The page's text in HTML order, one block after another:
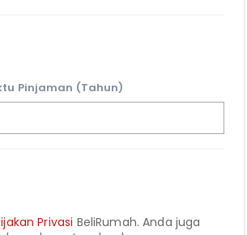
Pinjaman (Tahun)
Privasi BeliRumah. Anda juga